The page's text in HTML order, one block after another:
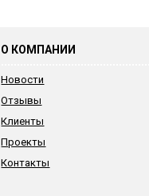
О КОМПАНИИ
Новости
Отзывы
Клиенты
Проекты
Контакты